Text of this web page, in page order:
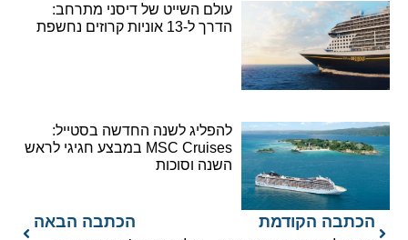
עולם השייט של דיסני מתרחב:
הדרך ל-13 אוניות קרוזים נחשפת
להפליג לשנה החדשה בסטייל:
MSC Cruises במבצע חגיגי לראש
השנה וסוכות
הכתבה הקודמת הכתבה הבאה